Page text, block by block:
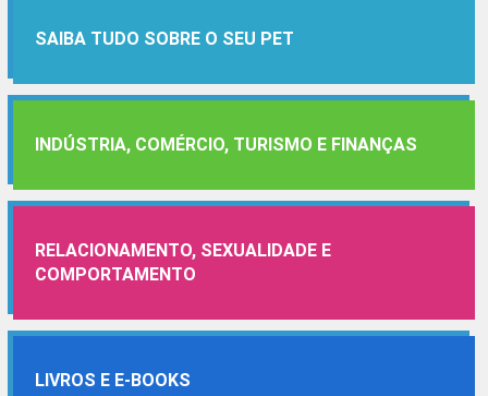
SAIBA TUDO SOBRE O SEU PET
INDÚSTRIA, COMÉRCIO, TURISMO E FINANÇAS
RELACIONAMENTO, SEXUALIDADE E
COMPORTAMENTO
LIVROS E E-BOOKS